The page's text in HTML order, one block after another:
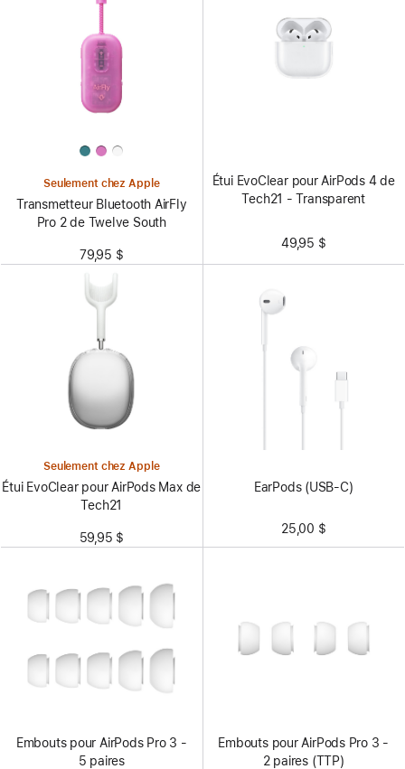
Seulement chez Apple
Transmetteur Bluetooth AirFly
Pro 2 de Twelve South
79,95 $
Étui EvoClear pour AirPods 4 de
Tech21 - Transparent
49,95 $
Seulement chez Apple
Étui EvoClear pour AirPods Max de
Tech21
59,95 $
EarPods (USB-C)
25,00 $
Embouts pour AirPods Pro 3 -
5 paires
Embouts pour AirPods Pro 3 -
2 paires (TTP)